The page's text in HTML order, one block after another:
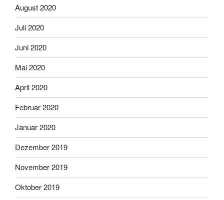
August 2020
Juli 2020
Juni 2020
Mai 2020
April 2020
Februar 2020
Januar 2020
Dezember 2019
November 2019
Oktober 2019